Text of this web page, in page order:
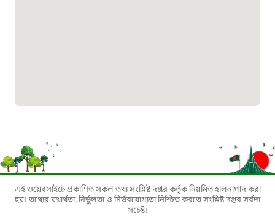
জরুরী অভ্যন্তরীণ নৌ-পরিবহন হটলাইন
১৬৪৪৫
পাসপোর্ট বাতায়ন হটলাইন
১৬১৭১
এই ওয়েবসাইটে প্রকাশিত সকল তথ্য সংশ্লিষ্ট দপ্তর কর্তৃক নিয়মিত হালনাগাদ করা
হয়। তথ্যের যথার্থতা, নির্ভুলতা ও নির্ভরযোগ্যতা নিশ্চিত করতে সংশ্লিষ্ট দপ্তর সর্বদা
সচেষ্ট।